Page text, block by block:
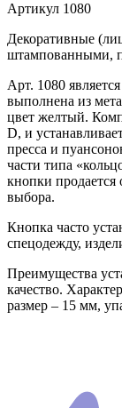
Артикул 1080
Декоративные
штампованными,
Арт. 1080
выполнена из
цвет желтый.
D, и
пресса и
части типа
кнопки продается
выбора.
Кнопка часто
спецодежду,
Преимущества
качество.
размер – 15 мм,